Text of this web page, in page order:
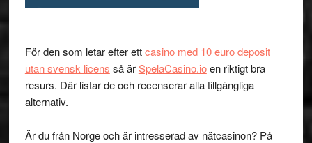
För den som letar efter ettcasino med 10 euro deposit
utan svensk licens så ärSpelaCasino.ioen riktigt bra
resurs. Där listar de och recenserar alla tillgängliga
alternativ.
Är du från Norge och är intresserad av nätcasinon? På